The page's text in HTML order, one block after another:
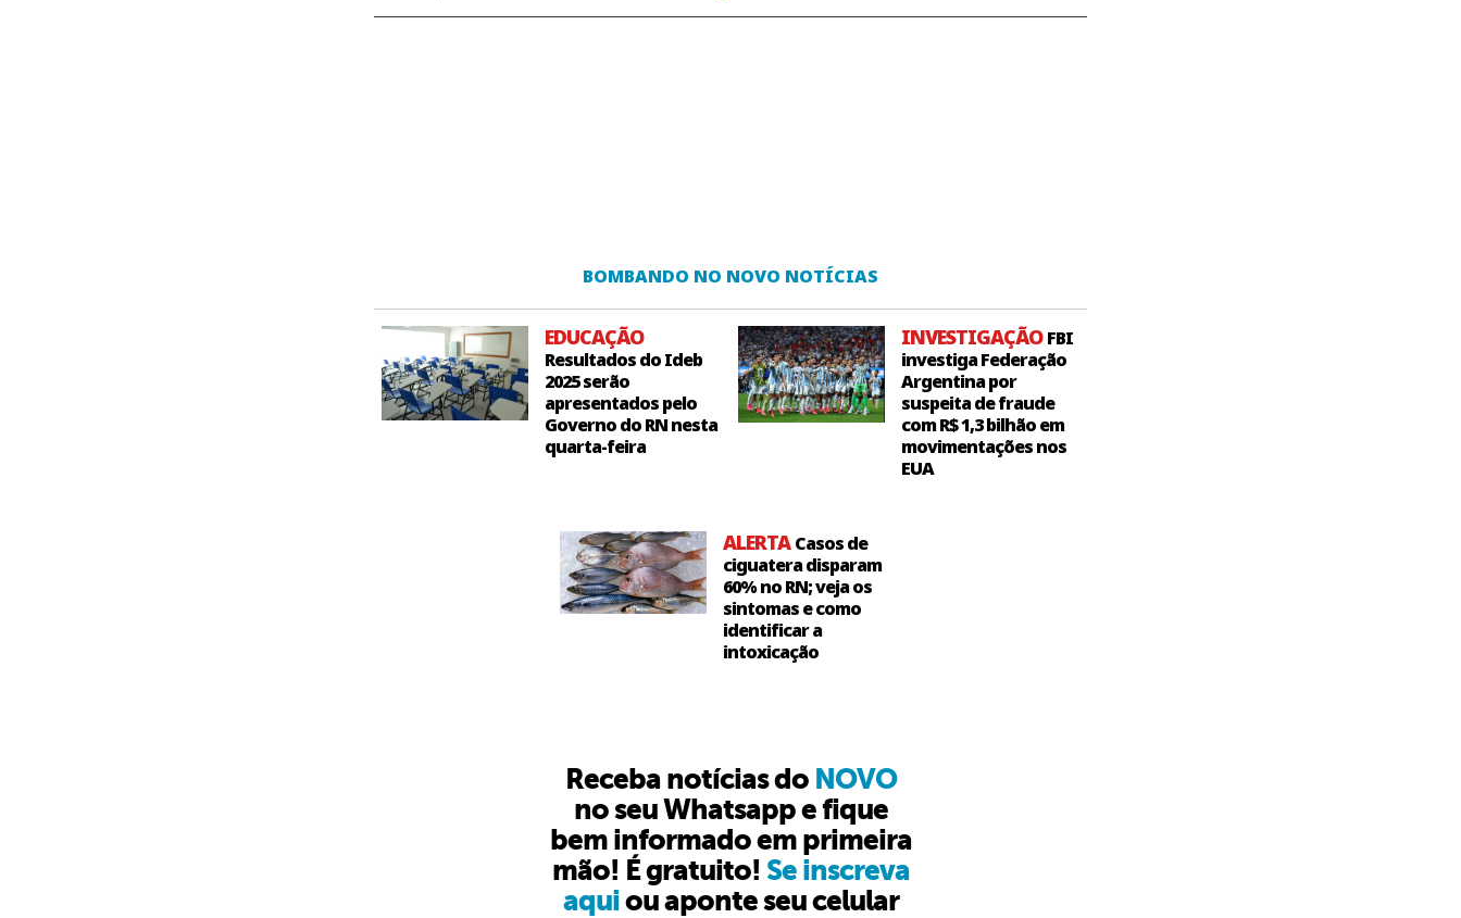
BOMBANDO NO NOVO NOTÍCIAS
EDUCAÇÃO
Resultados do Ideb
2025 serão
apresentados pelo
Governo do RN nesta
quarta-feira
INVESTIGAÇÃOFBI
investiga Federação
Argentina por
suspeita de fraude
com R$ 1,3 bilhão em
movimentações nos
EUA
ALERTACasos de
ciguatera disparam
60% no RN; veja os
sintomas e como
identificar a
intoxicação
Receba notícias do NOVO
no seu Whatsapp e fique
bem informado em primeira
mão! É gratuito! Se inscreva
aquiou aponte seu celular